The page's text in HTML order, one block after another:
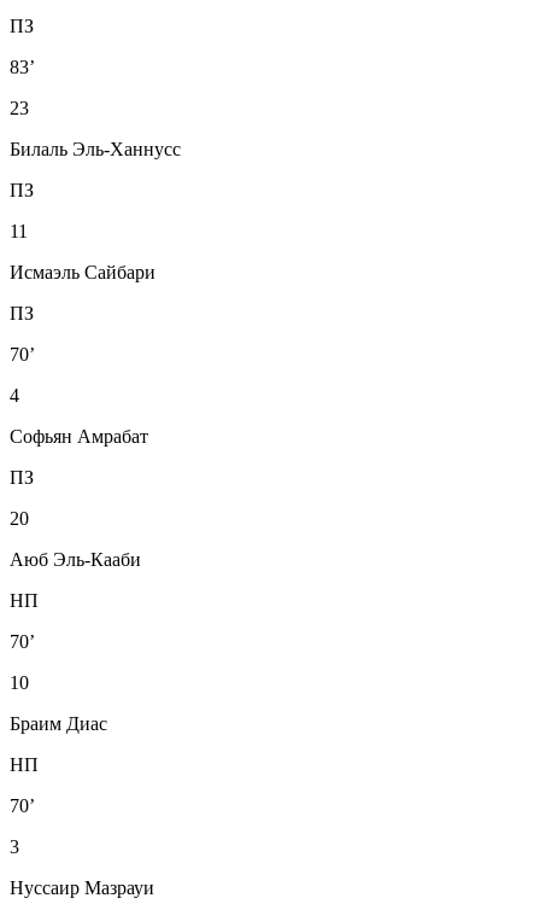
ПЗ
83’
23
Билаль Эль-Ханнусс
ПЗ
11
Исмаэль Сайбари
ПЗ
70’
4
Софьян Амрабат
ПЗ
20
Аюб Эль-Кааби
НП
70’
10
Браим Диас
НП
70’
3
Нуссаир Мазрауи